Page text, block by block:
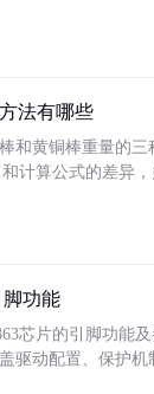
法有哪些
和黄铜棒重量的
和计算公式的差异
脚功能
芯片的引脚功能
驱动配置、保护